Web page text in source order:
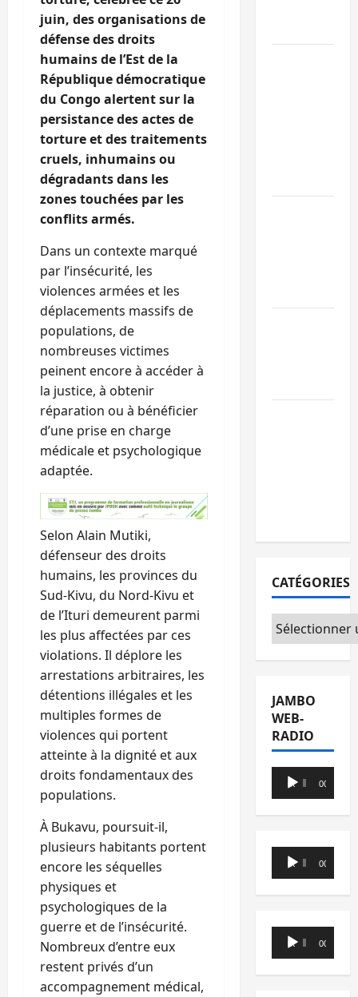
juin, des organisations de
défense des droits
humains de l’Est de la
République démocratique
du Congo alertent sur la
persistance des actes de
torture et des traitements
cruels, inhumains ou
dégradants dans les
zones touchées par les
conflits armés.
Dans un contexte marqué
par l’insécurité, les
violences armées et les
déplacements massifs de
populations, de
nombreuses victimes
peinent encore à accéder à
la justice, à obtenir
réparation ou à bénéficier
d’une prise en charge
médicale et psychologique
adaptée.
Selon Alain Mutiki,
défenseur des droits
humains, les provinces du
Sud-Kivu, du Nord-Kivu et
de l’Ituri demeurent parmi
les plus affectées par ces
violations. Il déplore les
arrestations arbitraires, les
détentions illégales et les
multiples formes de
violences qui portent
atteinte à la dignité et aux
droits fondamentaux des
populations.
À Bukavu, poursuit-il,
plusieurs habitants portent
encore les séquelles
physiques et
psychologiques de la
guerre et de l’insécurité.
Nombreux d’entre eux
restent privés d’un
accompagnement médical,
CATÉGORIES
Catégories
JAMBO
WEB-
RADIO
Lecteur
audio
00:00 00:00
Lecteur
audio
00:00 00:00
Lecteur
audio
00:00 00:00